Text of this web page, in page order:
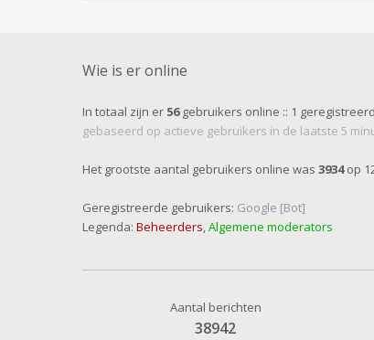
Wie is er online
In totaal zijn er 56gebruikers online :: 1
gebaseerd op actieve gebruikers in de laatste 5
Het grootste aantal gebruikers online was 3934op
Geregistreerde gebruikers: Google [Bot]
Legenda: Beheerders,Algemene moderators
Aantal berichten
38942